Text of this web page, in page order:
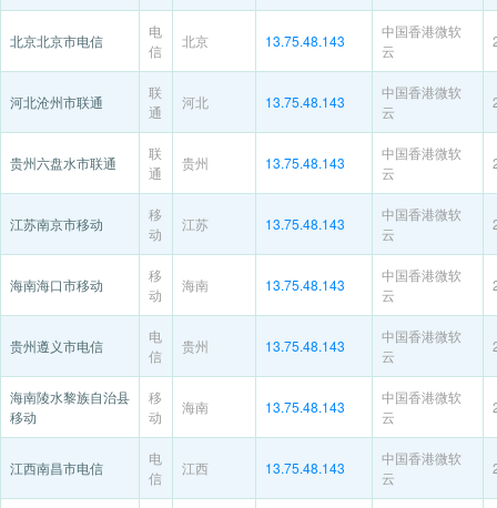
北京北京市电信
电
信
北京 13.75.48.143
中国香港微软
云
河北沧州市联通
联
通
河北 13.75.48.143
中国香港微软
云
贵州六盘水市联通
联
通
贵州 13.75.48.143
中国香港微软
云
江苏南京市移动
移
动
江苏 13.75.48.143
中国香港微软
云
海南海口市移动
移
动
海南 13.75.48.143
中国香港微软
云
贵州遵义市电信
电
信
贵州 13.75.48.143
中国香港微软
云
海南陵水黎族自治县
移动
移
动
海南 13.75.48.143
中国香港微软
云
江西南昌市电信
电
信
江西 13.75.48.143
中国香港微软
云